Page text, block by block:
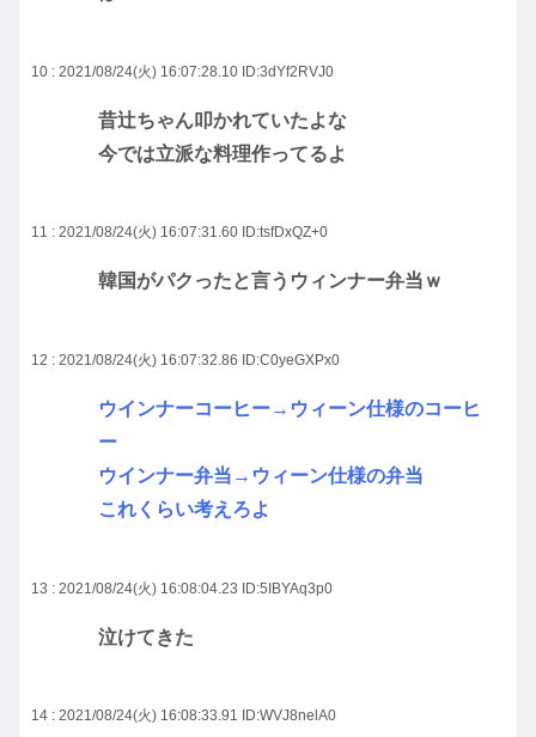
10 : 2021/08/24(火) 16:07:28.10 ID:3dYf2RVJ0
昔辻ちゃん叩かれていたよな
今では立派な料理作ってるよ
11 : 2021/08/24(火) 16:07:31.60 ID:tsfDxQZ+0
韓国がパクったと言うウィンナー弁当ｗ
12 : 2021/08/24(火) 16:07:32.86 ID:C0yeGXPx0
ウインナーコーヒー→ウィーン仕様のコーヒ
ー
ウインナー弁当→ウィーン仕様の弁当
これくらい考えろよ
13 : 2021/08/24(火) 16:08:04.23 ID:5IBYAq3p0
泣けてきた
14 : 2021/08/24(火) 16:08:33.91 ID:WVJ8nelA0